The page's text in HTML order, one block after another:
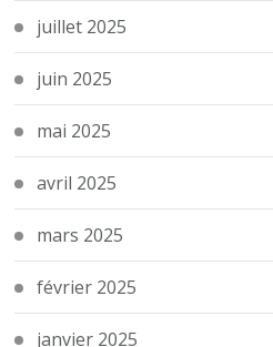
juillet 2025
juin 2025
mai 2025
avril 2025
mars 2025
février 2025
janvier 2025